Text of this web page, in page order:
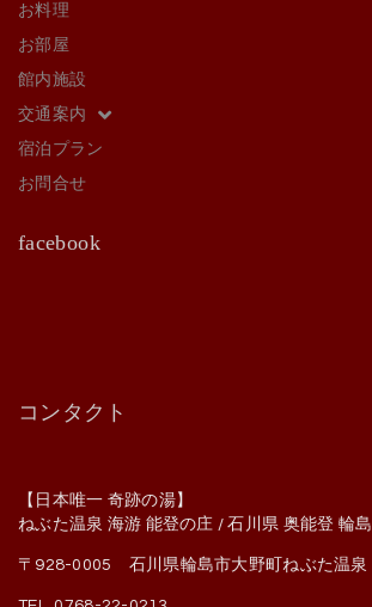
お料理
お部屋
館内施設
交通案内
宿泊プラン
お問合せ
facebook
コンタクト
【日本唯一 奇跡の湯】
ねぶた温泉 海游 能登の庄 / 石川県 奥能登 輪島
〒928-0005 石川県輪島市大野町ねぶた温泉